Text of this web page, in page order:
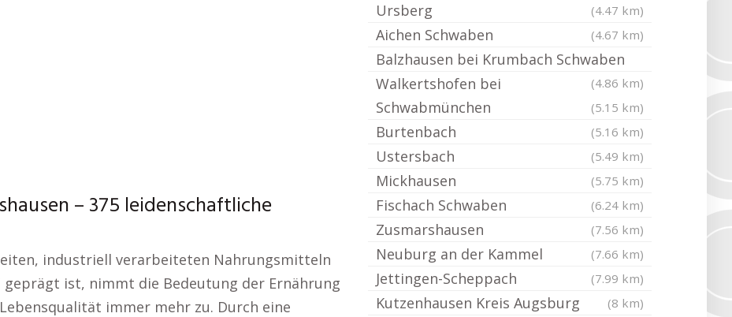
– 375 leidenschaftliche
industriell verarbeiteten Nahrungsmitteln
geprägt ist, nimmt die Bedeutung der Ernährung
immer mehr zu. Durch eine
Ursberg (4.47 km)
Aichen Schwaben (4.67 km)
Balzhausen bei Krumbach Schwaben
(4.86 km)
Walkertshofen bei
Schwabmünchen
(5.15 km)
Burtenbach (5.16 km)
Ustersbach (5.49 km)
Mickhausen (5.75 km)
Fischach Schwaben (6.24 km)
Zusmarshausen (7.56 km)
Neuburg an der Kammel (7.66 km)
Jettingen-Scheppach (7.99 km)
Kutzenhausen Kreis Augsburg (8 km)